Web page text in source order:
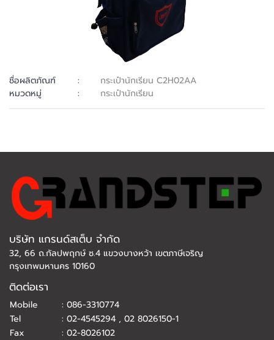
ชื่อผลิตภัณฑ์ :
กระเป๋านักเรียน C2H02AA
หมวดหมู่
: กระเป๋านักเรียน
บริษัท แกรนด์สเต็บ จำกัด
32, 66 ถ.กัลปพฤกษ์ ซ.4 แขวงบางหว้า เขตภาษีเจริญ
กรุงเทพมหานคร 10160
ติดต่อเรา
Mobile : 086-3310774
Tel
: 02-4545294 , 02 8026150-1
Fax
: 02-8026102